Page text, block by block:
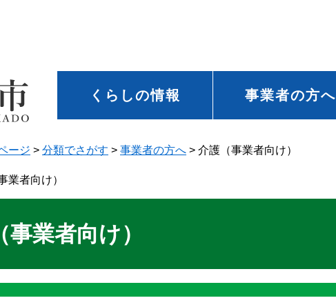
くらしの情報 事業者の方へ
ージ > 分類でさがす > 事業者の方へ > 介護（事業者向け）
業者向け）
事業者向け）